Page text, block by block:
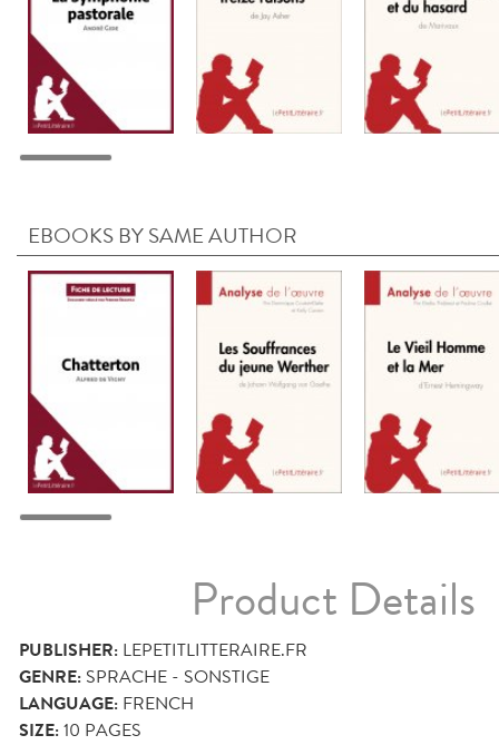
EBOOKS BY SAME AUTHOR
Product Details
PUBLISHER: LEPETITLITTERAIRE.FR
GENRE: SPRACHE - SONSTIGE
LANGUAGE: FRENCH
SIZE:10 PAGES